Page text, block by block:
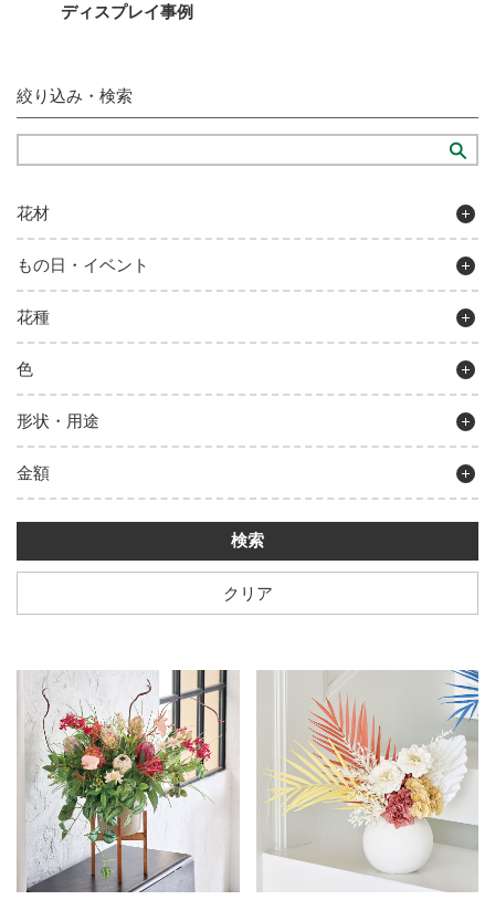
ディスプレイ事例
絞り込み・検索
花材
もの日・イベント
花種
色
形状・用途
金額
クリア